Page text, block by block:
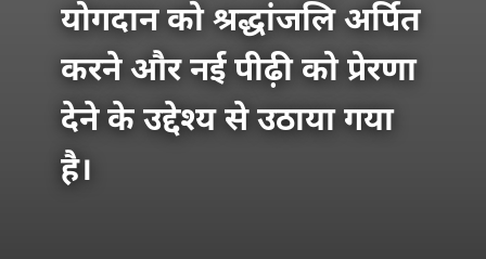
योगदान को श्रद्धांजलि अर्पित
करने और नई पीढ़ी को प्रेरणा
देने के उद्देश्य से उठाया गया
है।